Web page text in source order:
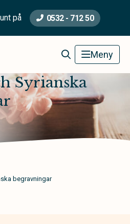
på 0532 - 712 50
Begravningsbyrå Meny
Syrianska
begravningar